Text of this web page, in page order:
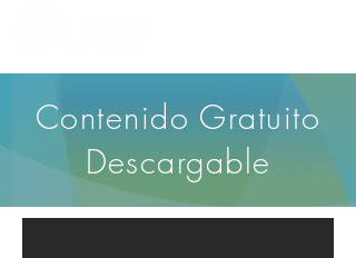
Contenido Gratuito
Descargable